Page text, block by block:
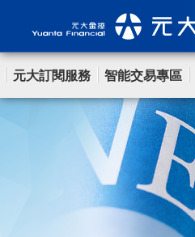
元大訂閱服務 智能交易專區